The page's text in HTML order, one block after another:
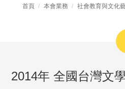
首頁 本會業務 社會教育與文化
2014年 全國台灣文